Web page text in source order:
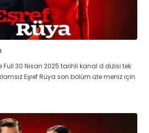
Full 30 Nisan 2025 tarihli kanal d dizisi tek
Eşref Rüya son bölüm izle meniz için